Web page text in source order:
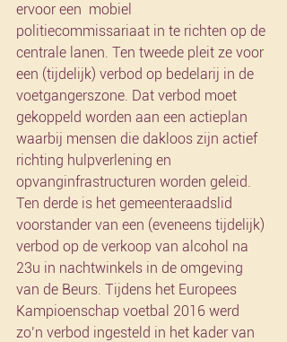
ervoor een  mobiel
politiecommissariaat in te richten op de
centrale lanen. Ten tweede pleit ze voor
een (tijdelijk) verbod op bedelarij in de
voetgangerszone. Dat verbod moet
gekoppeld worden aan een actieplan
waarbij mensen die dakloos zijn actief
richting hulpverlening en
opvanginfrastructuren worden geleid.
Ten derde is het gemeenteraadslid
voorstander van een (eveneens tijdelijk)
verbod op de verkoop van alcohol na
23u in nachtwinkels in de omgeving
van de Beurs. Tijdens het Europees
Kampioenschap voetbal 2016 werd
zo’n verbod ingesteld in het kader van